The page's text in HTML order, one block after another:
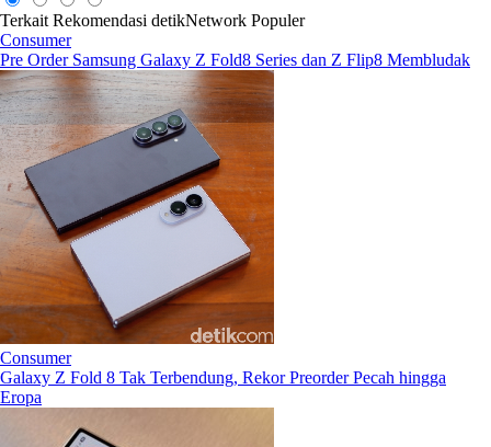
Terkait Rekomendasi detikNetwork Populer
Consumer
Pre Order Samsung Galaxy Z Fold8 Series dan Z Flip8 Membludak
Consumer
Galaxy Z Fold 8 Tak Terbendung, Rekor Preorder Pecah hingga
Eropa